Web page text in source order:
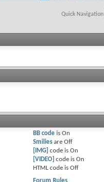
Quick Navigation
BB code isOn
Smilies areOff
[IMG] code isOn
[VIDEO] code isOn
HTML code isOff
Forum Rules